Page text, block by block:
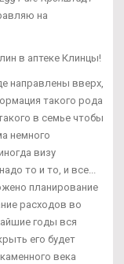
на
в аптеке Клинцы!
направлены вверх,
такого рода
в семье чтобы
немного
визу
то и то, и все...
планирование
расходов во
годы вся
его будет
века